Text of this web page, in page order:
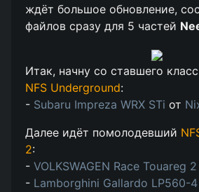
ждёт большое обновление,
файлов сразу для 5 частей
Итак, начну со ставшего
NFS Underground:
- Subaru Impreza WRX STi от
Далее идёт помолодевший
2:
- VOLKSWAGEN Race Touareg 2
- Lamborghini Gallardo LP560-4